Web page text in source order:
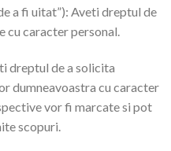
a fi uitat”): Aveti dreptul de
cu caracter personal.
dreptul de a solicita
dumneavoastra cu caracter
vor fi marcate si pot
scopuri.